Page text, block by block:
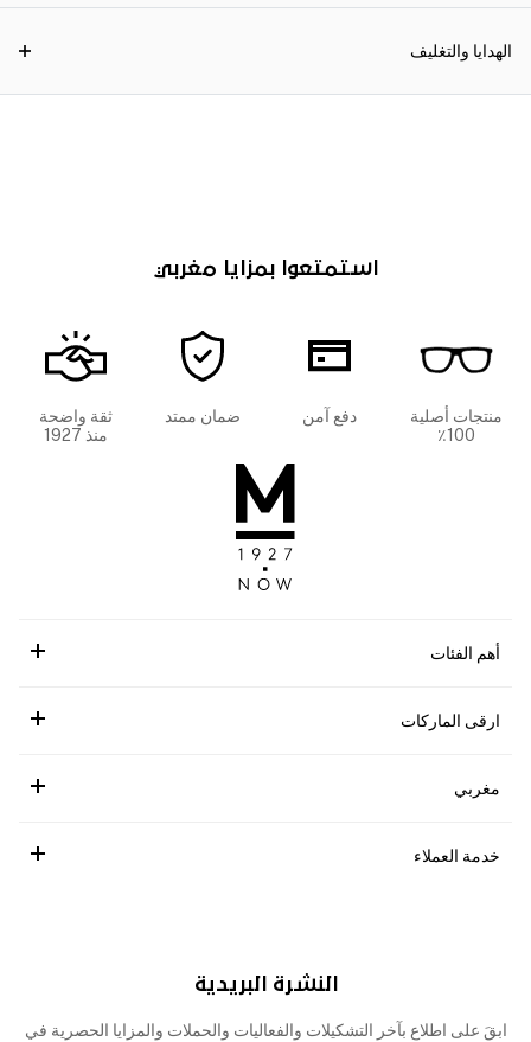
الهدايا والتغليف
استمتعوا بمزايا مغربي
منتجات أصلية
100٪
دفع آمن ضمان ممتد
ثقة واضحة
منذ 1927
أهم الفئات
ارقى الماركات
مغربي
خدمة العملاء
النشرة البريدية
ابقَ على اطلاع بآخر التشكيلات والفعاليات والحملات والمزايا الحصرية في